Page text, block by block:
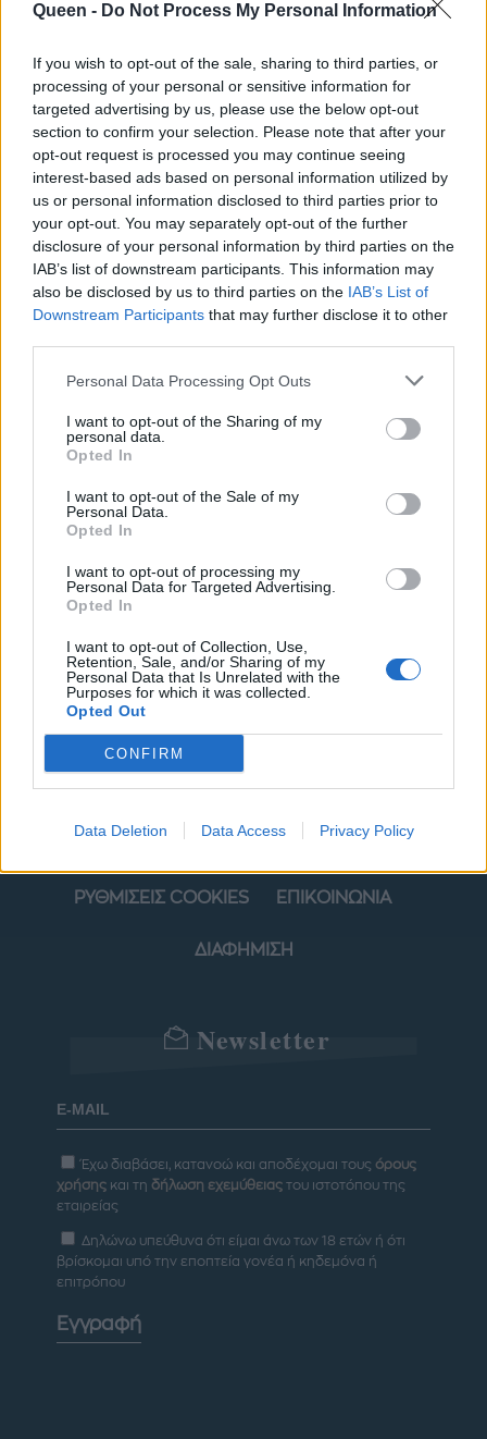
Queen - Do Not Process My Personal Information
If you wish to opt-out of the sale, sharing to third parties, or
processing of your personal or sensitive information for
targeted advertising by us, please use the below opt-out
section to confirm your selection. Please note that after your
opt-out request is processed you may continue seeing
interest-based ads based on personal information utilized by
us or personal information disclosed to third parties prior to
your opt-out. You may separately opt-out of the further
disclosure of your personal information by third parties on the
IAB’s list of downstream participants. This information may
also be disclosed by us to third parties on the IAB’s List of
Downstream Participants that may further disclose it to other
Personal Data Processing Opt Outs
I want to opt-out of the Sharing of my
personal data.
Opted In
I want to opt-out of the Sale of my
Personal Data.
Opted In
I want to opt-out of processing my
Personal Data for Targeted Advertising.
Opted In
I want to opt-out of Collection, Use,
Retention, Sale, and/or Sharing of my
Personal Data that Is Unrelated with the
Purposes for which it was collected.
Opted Out
CONFIRM
Data Deletion Data Access Privacy Policy
νέα, υγιή του εικόνα
εγκεφαλικό
σύντροφό του Άννα
αγαπώ»
ΜΟΔΑ ΟΜΟΡΦΙΑ
POWER TO INSPIRE
ΣΠΙΤΙ
ΔΗΛΩΣΗ ΕΧΕΜΥΘΕΙΑΣ
ΡΥΘΜΙΣΕΙΣ COOKIES ΕΠΙΚΟΙΝΩΝΙΑ
ΔΙΑΦΗΜΙΣΗ
Newsletter
Έχω διαβάσει, κατανοώ και αποδέχομαι τους όρους
χρήσης και τη δήλωση εχεμύθειας του ιστοτόπου της
εταιρείας
Δηλώνω υπεύθυνα ότι είμαι άνω των 18 ετών ή ότι
βρίσκομαι υπό την εποπτεία γονέα ή κηδεμόνα ή
επιτρόπου
Εγγραφή